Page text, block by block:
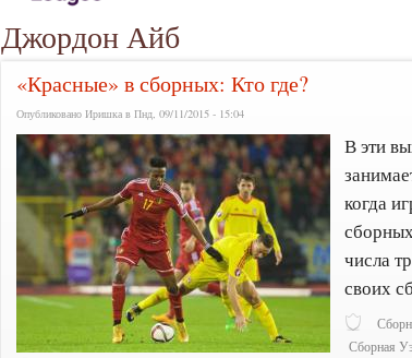
Джордон Айб
«Красные» в сборных: Кто где?
Опубликовано Иришка в Пнд, 09/11/2015 - 15:04
В эти
когда
числа
своих
Сборная